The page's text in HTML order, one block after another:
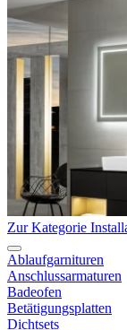
Zur Kategorie
Ablaufgarnituren
Anschlussarmaturen
Badeofen
Betätigungsplatten
Dichtsets